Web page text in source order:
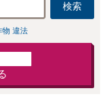
検索
物 違法